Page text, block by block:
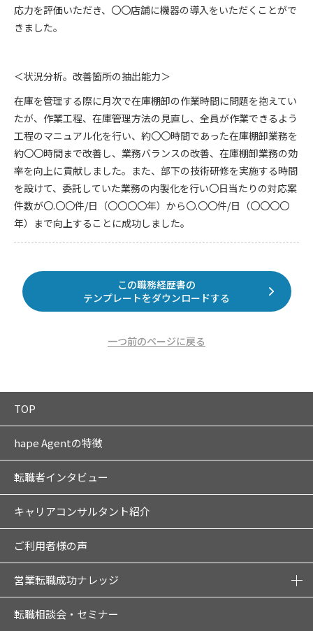
応力を評価いただき、〇〇店舗に機器の導入をいただくことがで
きました。
＜状況分析。改善箇所の抽出能力＞
在庫を管理する際に月次で在庫棚卸の作業時間に問題を抱えてい
たが、作業工程、在庫管理方法の見直し、全員が作業できるよう
工程のマニュアル化を行い、約〇〇時間であった在庫棚卸業務を
約〇〇時間まで改善し、業務バランスの改善、在庫棚卸業務の効
率を向上に貢献しました。また、部下の技術研修を実施する時間
を設けて、委託していた業務の内製化を行い〇日当たりの対応案
件数が〇.〇〇件/日（〇〇〇〇年）から〇.〇〇件/日（〇〇〇〇
年）まで向上することに成功しました。
この職務経歴書の
テンプレートをダウンロードする
一つ前のページに戻る
TOP
hape Agentの特徴
転職者インタビュー
キャリアコンサルタント紹介
ご利用者様の声
営業転職成功ナレッジ
転職相談会・セミナー